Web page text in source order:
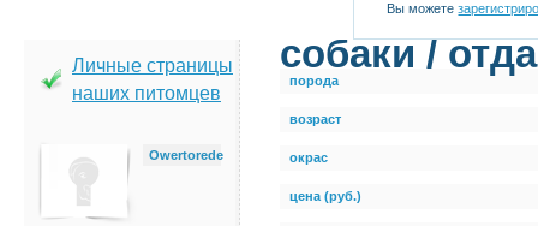
Вы можете
Личные страницы
наших питомцев
Owertorede
cобаки /
порода
возраст
окрас
цена (руб.)